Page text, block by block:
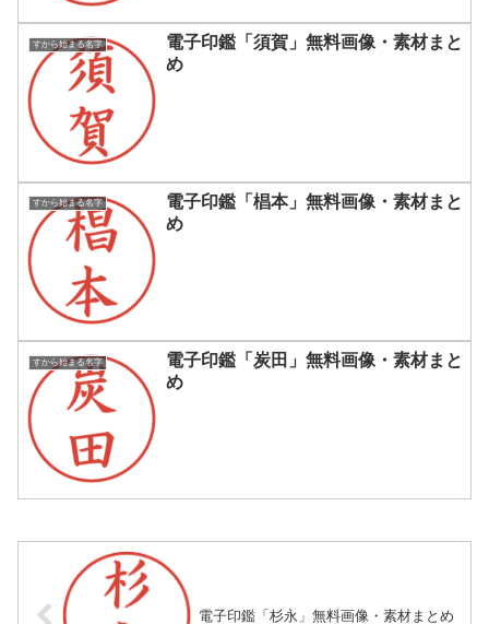
すから始まる名字
電子印鑑「須賀」無料画像・素材まと
め
すから始まる名字
電子印鑑「椙本」無料画像・素材まと
め
すから始まる名字
電子印鑑「炭田」無料画像・素材まと
め
電子印鑑「杉永」無料画像・素材まとめ